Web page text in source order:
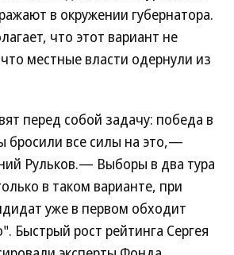
в окружении губернатора.
что этот вариант не
местные власти одернули из
перед собой задачу: победа в
бросили все силы на это,—
Рульков.— Выборы в два тура
в таком варианте, при
уже в первом обходит
Быстрый рост рейтинга Сергея